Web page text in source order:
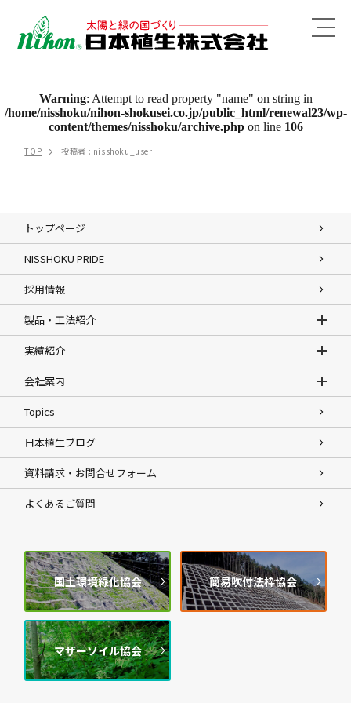
MENU
Warning: Attempt to read property "name" on string in
/home/nisshoku/nihon-shokusei.co.jp/public_html/renewal23/wp-
content/themes/nisshoku/archive.phpon line 106
TOP 投稿者 : nisshoku_user
トップページ
NISSHOKU PRIDE
採用情報
製品・工法紹介
実績紹介
会社案内
Topics
日本植生ブログ
資料請求・お問合せフォーム
よくあるご質問
国土環境緑化協会 簡易吹付法枠協会
マザーソイル協会